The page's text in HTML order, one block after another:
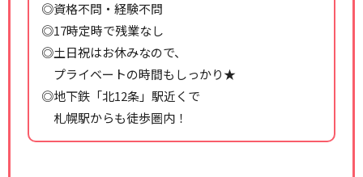
◎資格不問・経験不問
◎17時定時で残業なし
◎土日祝はお休みなので、
プライベートの時間もしっかり★
◎地下鉄「北12条」駅近くで
札幌駅からも徒歩圏内！